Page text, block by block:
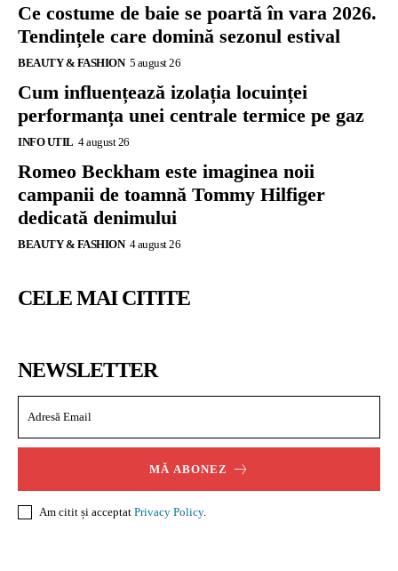
Ce costume de baie se poartă în vara 2026.
Tendințele care domină sezonul estival
BEAUTY & FASHION 5 august 26
Cum influențează izolația locuinței
performanța unei centrale termice pe gaz
INFO UTIL 4 august 26
Romeo Beckham este imaginea noii
campanii de toamnă Tommy Hilfiger
dedicată denimului
BEAUTY & FASHION 4 august 26
CELE MAI CITITE
NEWSLETTER
MĂ ABONEZ
Am citit și acceptat Privacy Policy.